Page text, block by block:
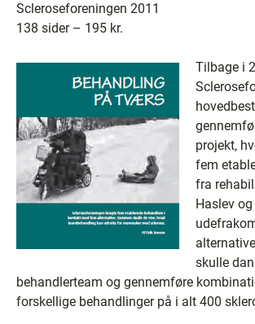
Scleroseforeningen 2011
138 sider – 195 kr.
Tilbage i
projekt,
fem
fra
Haslev
skulle
behandlerteam og gennemføre
forskellige behandlinger på i alt 400